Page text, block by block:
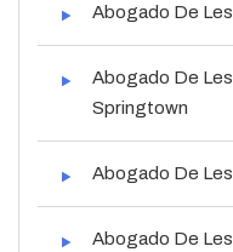
Abogado De
Abogado De
Springtown
Abogado De
Abogado De